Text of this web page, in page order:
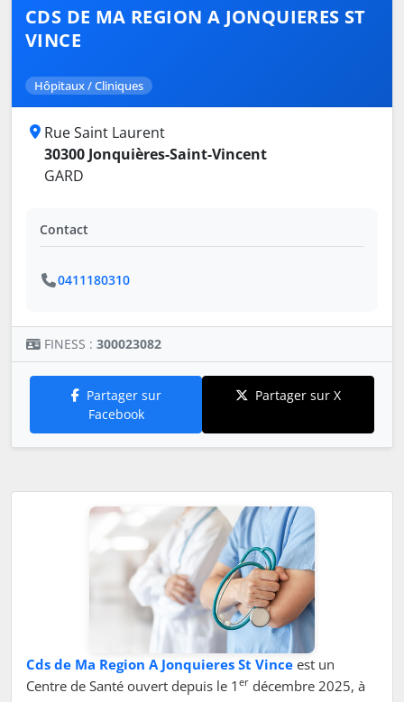
CDS DE MA REGION A JONQUIERES ST
VINCE
Hôpitaux / Cliniques
Rue Saint Laurent
30300 Jonquières-Saint-Vincent
GARD
Contact
0411180310
FINESS : 300023082
Partager sur
Facebook
Partager sur X
Cds de Ma Region A Jonquieres St Vince est un
Centre de Santé ouvert depuis le 1 er décembre 2025, à